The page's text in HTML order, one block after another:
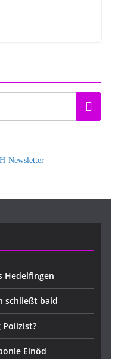
Hedelfingen
schließt bald
Einöd